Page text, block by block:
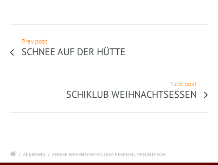
Prev post
SCHNEE AUF DER HÜTTE
Next post
SCHIKLUB WEIHNACHTSESSEN
/ Allgemein / FROHE WEIHNACHTEN UND EINEN GUTEN RUTSCH